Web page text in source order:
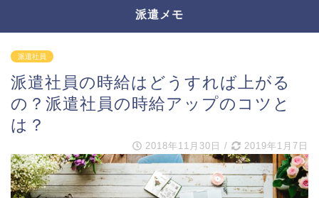
派遣メモ
派遣社員
派遣社員の時給はどうすれば上がる
の？派遣社員の時給アップのコツと
は？
2018年11月30日 / 2019年1月7日